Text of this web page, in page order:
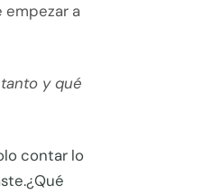
empezar a
y qué
contar lo